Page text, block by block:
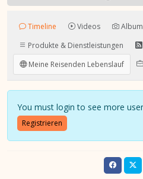
Timeline Videos
Produkte & Dienstleistungen
Meine Reisenden Lebenslauf
You must login to see more
Registrieren